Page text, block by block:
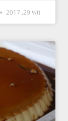
מאי 29, 2017